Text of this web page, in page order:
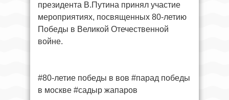
президента В.Путина принял участие
мероприятиях, посвященных 80-летию
Победы в Великой Отечественной
войне.
#80-летие победы в вов #парад победы
в москве #садыр жапаров